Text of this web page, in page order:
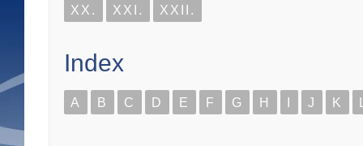
XX.
XXI. XXII.
Index
A B C D E F G H J K